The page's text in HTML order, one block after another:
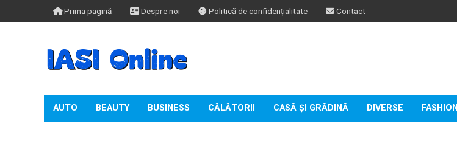
Prima pagină Despre noi Politică de confidențialitate Contact
AUTO BEAUTY BUSINESS CĂLĂTORII CASĂ ȘI GRĂDINĂ DIVERSE FASHION